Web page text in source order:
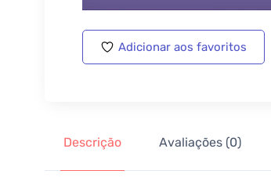
Adicionar aos favoritos
Descrição Avaliações (0)